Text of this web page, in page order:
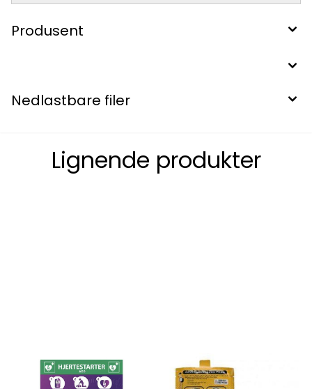
Produsent
Nedlastbare filer
Lignende produkter